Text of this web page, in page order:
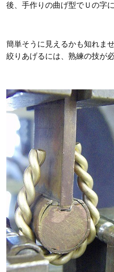
後、手作りの曲げ型でＵの字
簡単そうに見えるかも知れま
絞りあげるには、熟練の技が必